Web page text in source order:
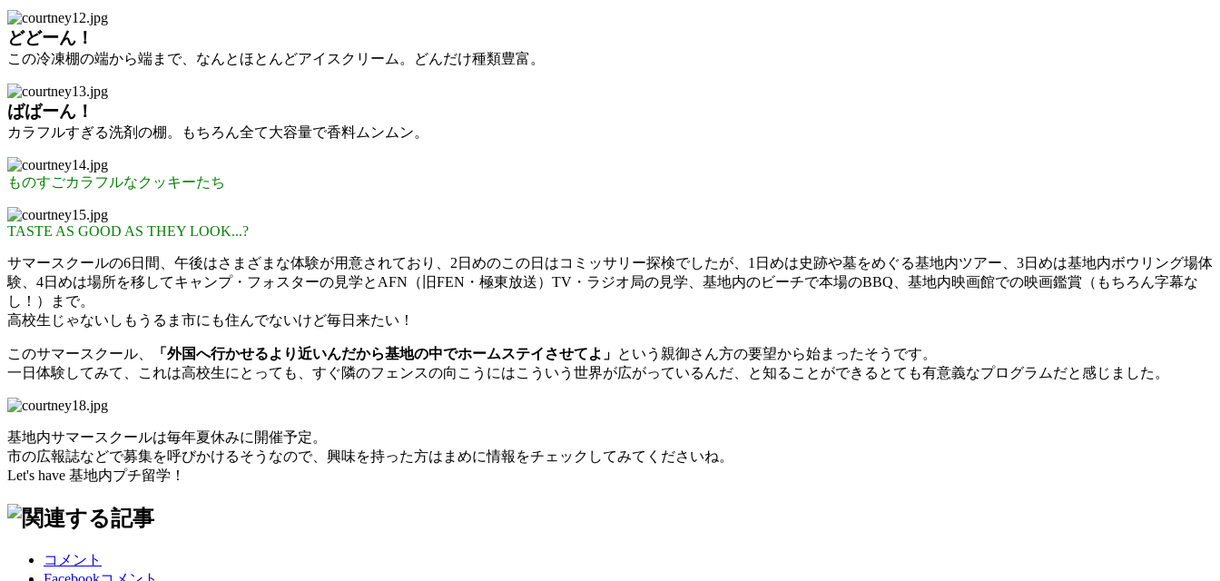
どどーん！
この冷凍棚の端から端まで、なんとほとんどアイスクリーム。どんだけ種類豊富。
ばばーん！
カラフルすぎる洗剤の棚。もちろん全て大容量で香料ムンムン。
ものすごカラフルなクッキーたち
TASTE AS GOOD AS THEY LOOK...?
サマースクールの6日間、午後はさまざまな体験が用意されており、2日めのこの日はコミッサリー探検でしたが、1日めは史跡や墓をめぐる基地内ツアー、3日めは基地内ボウリング場体
験、4日めは場所を移してキャンプ・フォスターの見学とAFN（旧FEN・極東放送）TV・ラジオ局の見学、基地内のビーチで本場のBBQ、基地内映画館での映画鑑賞（もちろん字幕な
し！）まで。
高校生じゃないしもうるま市にも住んでないけど毎日来たい！
このサマースクール、 「外国へ行かせるより近いんだから基地の中でホームステイさせてよ」 という親御さん方の要望から始まったそうです。
一日体験してみて、これは高校生にとっても、すぐ隣のフェンスの向こうにはこういう世界が広がっているんだ、と知ることができるとても有意義なプログラムだと感じました。
基地内サマースクールは毎年夏休みに開催予定。
市の広報誌などで募集を呼びかけるそうなので、興味を持った方はまめに情報をチェックしてみてくださいね。
Let's have 基地内プチ留学！
コメント